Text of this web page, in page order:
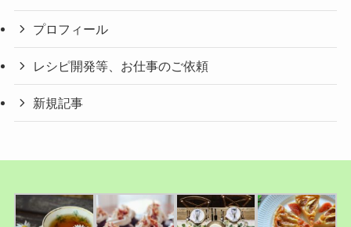
プロフィール
レシピ開発等、お仕事のご依頼
新規記事